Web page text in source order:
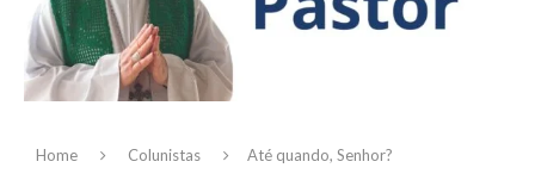
Home Colunistas Até quando, Senhor?